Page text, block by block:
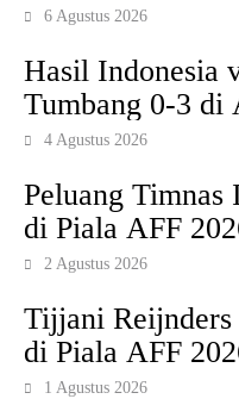
6 Agustus 2026
Hasil Indonesia
Tumbang 0-3 di
2026
4 Agustus 2026
Peluang Timnas
di Piala AFF
Semifinal di
2 Agustus 2026
Tijjani
di Piala AFF
1 Agustus 2026